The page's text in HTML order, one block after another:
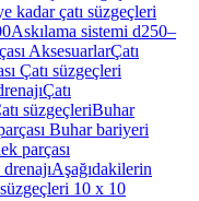
kadar çatı süzgeçleri
Askılama sistemi d250–
AksesuarlarÇatı
Çatı süzgeçleri
Çatı
süzgeçleriBuhar
Buhar bariyeri
parçası
Aşağıdakilerin
10 x 10